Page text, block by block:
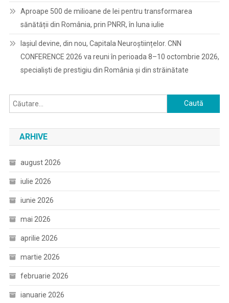
Aproape 500 de milioane de lei pentru transformarea
sănătății din România, prin PNRR, în luna iulie
Iașiul devine, din nou, Capitala Neuroștiințelor. CNN
CONFERENCE 2026 va reuni în perioada 8–10 octombrie 2026,
specialiști de prestigiu din România și din străinătate
Caută
după:
ARHIVE
august 2026
iulie 2026
iunie 2026
mai 2026
aprilie 2026
martie 2026
februarie 2026
ianuarie 2026